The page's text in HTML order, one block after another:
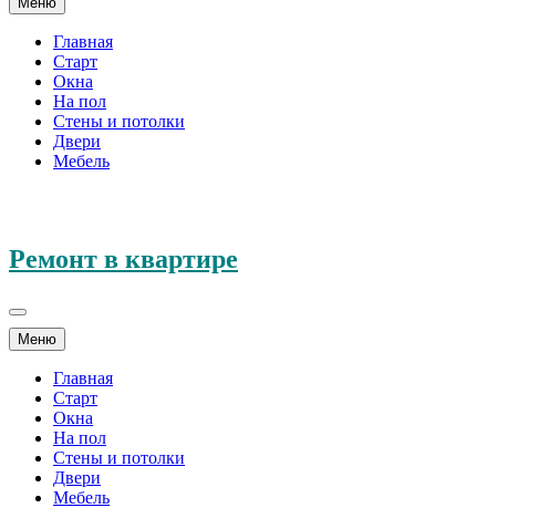
Главная
Старт
Окна
На пол
Стены и потолки
Двери
Мебель
Ремонт в квартире
Меню
Главная
Старт
Окна
На пол
Стены и потолки
Двери
Мебель